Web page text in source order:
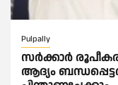
Pulpally
സര്‍ക്കാര്‍
ആദ്യം